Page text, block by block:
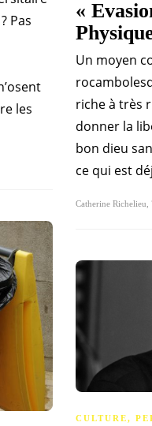
Pas
les
«
Un moyen
riche à très
donner la
bon dieu
ce qui est
Catherine Richelieu
CULTURE,